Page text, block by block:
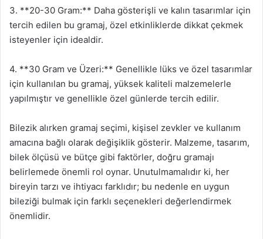
3. **20-30 Gram:** Daha gösterişli ve kalın tasarımlar için
tercih edilen bu gramaj, özel etkinliklerde dikkat çekmek
isteyenler için idealdir.
4. **30 Gram ve Üzeri:** Genellikle lüks ve özel tasarımlar
için kullanılan bu gramaj, yüksek kaliteli malzemelerle
yapılmıştır ve genellikle özel günlerde tercih edilir.
Bilezik alırken gramaj seçimi, kişisel zevkler ve kullanım
amacına bağlı olarak değişiklik gösterir. Malzeme, tasarım,
bilek ölçüsü ve bütçe gibi faktörler, doğru gramajı
belirlemede önemli rol oynar. Unutulmamalıdır ki, her
bireyin tarzı ve ihtiyacı farklıdır; bu nedenle en uygun
bileziği bulmak için farklı seçenekleri değerlendirmek
önemlidir.